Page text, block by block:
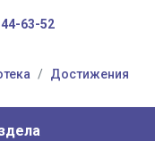
63-52
Достижения